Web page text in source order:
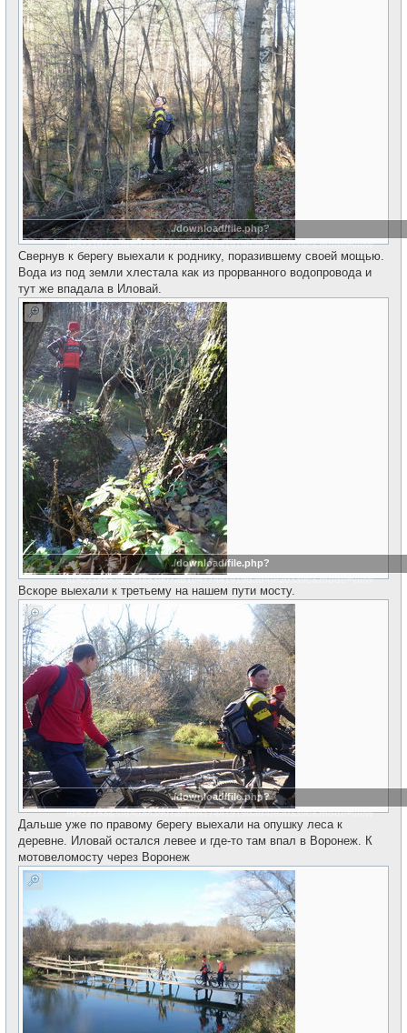
./download/file.php?
id=22191&sid=d883907ab1e417441919dad4fea0339c&mode=view
Свернув к берегу выехали к роднику, поразившему своей мощью.
Вода из под земли хлестала как из прорванного водопровода и
тут же впадала в Иловай.
./download/file.php?
id=22188&sid=d883907ab1e417441919dad4fea0339c&mode=view
Вскоре выехали к третьему на нашем пути мосту.
./download/file.php?
id=22183&sid=d883907ab1e417441919dad4fea0339c&mode=view
Дальше уже по правому берегу выехали на опушку леса к
деревне. Иловай остался левее и где-то там впал в Воронеж. К
мотовеломосту через Воронеж